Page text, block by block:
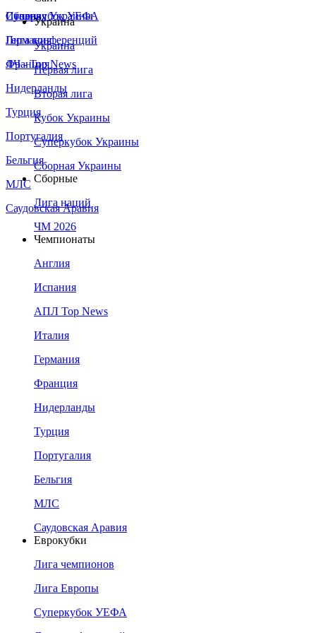
Сборная Украины
Италия
Германия
Франция
Нидерланды
Турция
Португалия
Бельгия
МЛС
Саудовская Аравия
Суперкубок УЕФА
Лига конференций
ЛЧ - Top News
Украина
Украина
Первая лига
Вторая лига
Кубок Украины
Суперкубок Украины
Сборная Украины
Сборные
Лига наций
ЧМ 2026
Чемпионаты
Англия
Испания
АПЛ Top News
Италия
Германия
Франция
Нидерланды
Турция
Португалия
Бельгия
МЛС
Саудовская Аравия
Еврокубки
Лига чемпионов
Лига Европы
Суперкубок УЕФА